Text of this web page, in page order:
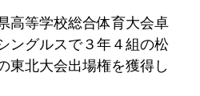
高等学校総合体育大会卓
ングルスで３年４組の松
東北大会出場権を獲得し